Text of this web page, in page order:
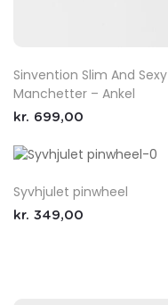
Sinvention Slim And Sexy
Manchetter – Ankel
kr. 699,00
Syvhjulet pinwheel
kr. 349,00